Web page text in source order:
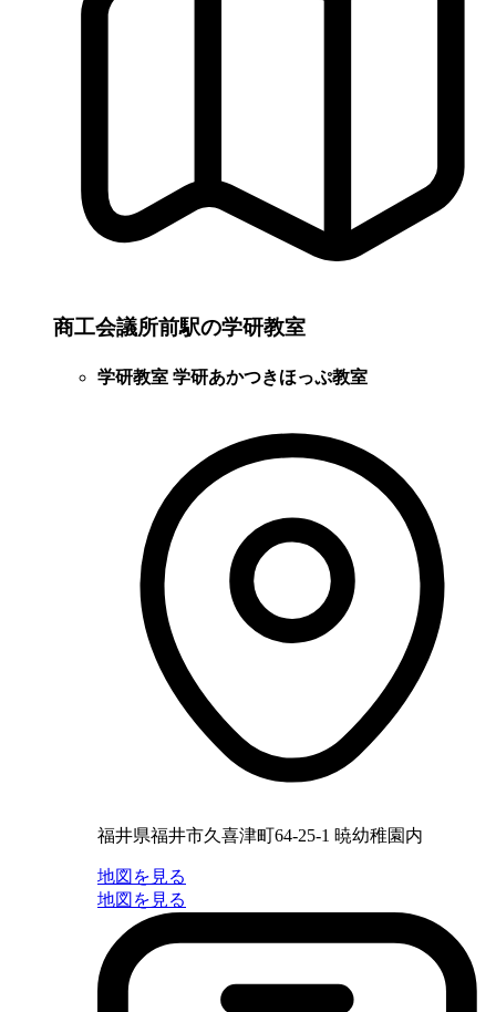
商工会議所前駅の学研教室
学研教室 学研あかつきほっぷ教室
福井県福井市久喜津町64-25-1 暁幼稚園内
地図を見る
地図を見る